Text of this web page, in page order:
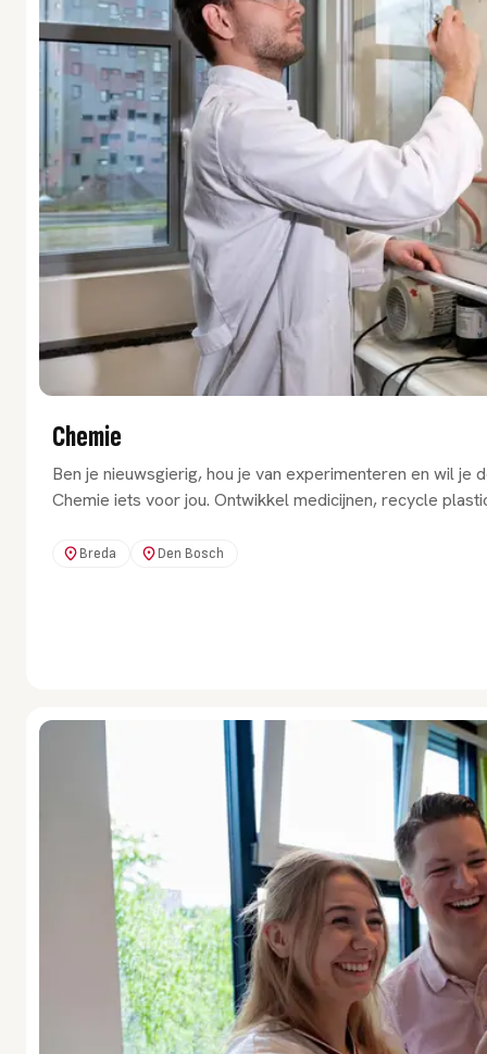
Chemie
Ben je nieuwsgierig, hou je van experimenteren en wil
Chemie iets voor jou. Ontwikkel medicijnen, recycle
Breda Den Bosch